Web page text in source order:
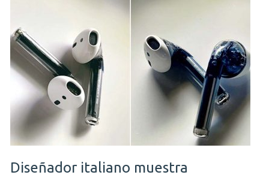
Diseñador italiano muestra